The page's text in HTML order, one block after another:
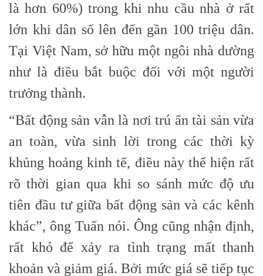
là hơn 60%) trong khi nhu cầu nhà ở rất
lớn khi dân số lên đến gần 100 triệu dân.
Tại Việt Nam, sở hữu một ngôi nhà dường
như là điều bắt buộc đối với một người
trưởng thành.
“Bất động sản vẫn là nơi trú ẩn tài sản vừa
an toàn, vừa sinh lời trong các thời kỳ
khủng hoảng kinh tế, điều này thể hiện rất
rõ thời gian qua khi so sánh mức độ ưu
tiên đầu tư giữa bất động sản và các kênh
khác”, ông Tuấn nói. Ông cũng nhận định,
rất khó để xảy ra tình trạng mất thanh
khoản và giảm giá. Bởi mức giá sẽ tiếp tục